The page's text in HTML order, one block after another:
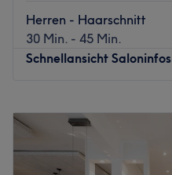
Herren - Haarschnitt
30 Min. - 45 Min.
Schnellansicht Saloninfos
Dienstag
Mittwoch
Donnerstag